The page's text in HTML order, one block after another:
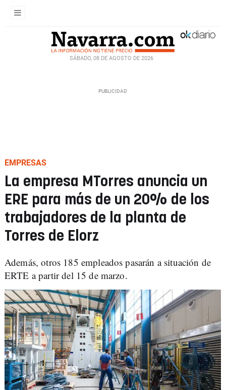
SÁBADO, 08 DE AGOSTO DE 2026
EMPRESAS
La empresa MTorres anuncia un
ERE para más de un 20% de los
trabajadores de la planta de
Torres de Elorz
Además, otros 185 empleados pasarán a situación de
ERTE a partir del 15 de marzo.